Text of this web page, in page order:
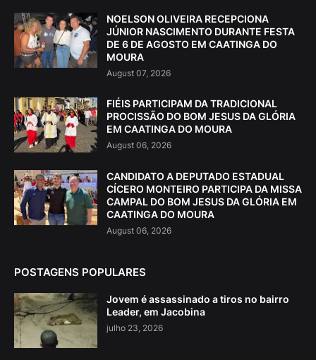
NOELSON OLIVEIRA RECEPCIONA
JÚNIOR NASCIMENTO DURANTE FESTA
DE 6 DE AGOSTO EM CAATINGA DO
MOURA
August 07, 2026
FIÉIS PARTICIPAM DA TRADICIONAL
PROCISSÃO DO BOM JESUS DA GLÓRIA
EM CAATINGA DO MOURA
August 06, 2026
CANDIDATO A DEPUTADO ESTADUAL
CÍCERO MONTEIRO PARTICIPA DA MISSA
CAMPAL DO BOM JESUS DA GLÓRIA EM
CAATINGA DO MOURA
August 06, 2026
POSTAGENS POPULARES
Jovem é assassinado a tiros no bairro
Leader, em Jacobina
julho 23, 2026